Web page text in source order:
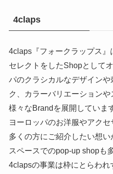
4claps
4claps『フォークラップス
セレクトをしたShopとして
パのクラシカルなデザイン
ク、カラーバリエーションや
様々なBrandを展開していま
ヨーロッパのお洋服やアク
多くの方にご紹介したい想
スペースでのpop-up shopも
4clapsの事業は枠にとらわ